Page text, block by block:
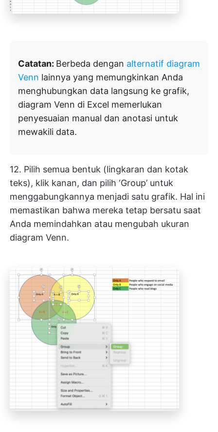
Catatan: Berbeda dengan alternatif diagram
Venn lainnya yang memungkinkan Anda
menghubungkan data langsung ke grafik,
diagram Venn di Excel memerlukan
penyesuaian manual dan anotasi untuk
mewakili data.
12. Pilih semua bentuk (lingkaran dan kotak
teks), klik kanan, dan pilih ‘Group’ untuk
menggabungkannya menjadi satu grafik. Hal ini
memastikan bahwa mereka tetap bersatu saat
Anda memindahkan atau mengubah ukuran
diagram Venn.